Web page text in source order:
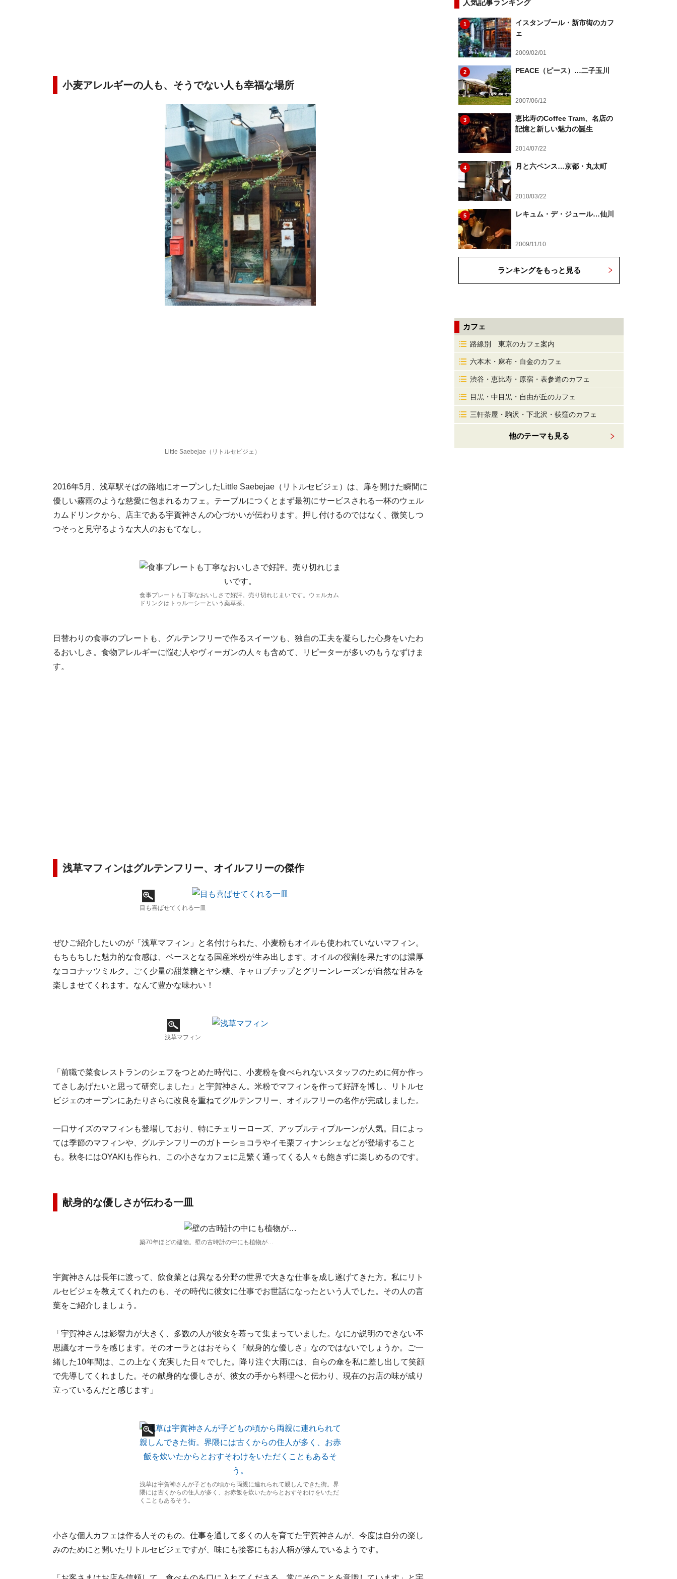
小麦アレルギーの人も、そうでない人も幸福な場所
Little Saebejae（リトルセビジェ）
2016年5月、浅草駅そばの路地にオープンしたLittle Saebejae（リトルセビジェ）は、扉を開けた瞬間に
優しい霧雨のような慈愛に包まれるカフェ。テーブルにつくとまず最初にサービスされる一杯のウェル
カムドリンクから、店主である宇賀神さんの心づかいが伝わります。押し付けるのではなく、微笑しつ
つそっと見守るような大人のおもてなし。
食事プレートも丁寧なおいしさで好評。売り切れじまいです。ウェルカム
ドリンクはトゥルーシーという薬草茶。
日替わりの食事のプレートも、グルテンフリーで作るスイーツも、独自の工夫を凝らした心身をいたわ
るおいしさ。食物アレルギーに悩む人やヴィーガンの人々も含めて、リピーターが多いのもうなずけま
す。
浅草マフィンはグルテンフリー、オイルフリーの傑作
目も喜ばせてくれる一皿
ぜひご紹介したいのが「浅草マフィン」と名付けられた、小麦粉もオイルも使われていないマフィン。
もちもちした魅力的な食感は、ベースとなる国産米粉が生み出します。オイルの役割を果たすのは濃厚
なココナッツミルク。ごく少量の甜菜糖とヤシ糖、キャロブチップとグリーンレーズンが自然な甘みを
楽しませてくれます。なんて豊かな味わい！
浅草マフィン
「前職で菜食レストランのシェフをつとめた時代に、小麦粉を食べられないスタッフのために何か作っ
てさしあげたいと思って研究しました」と宇賀神さん。米粉でマフィンを作って好評を博し、リトルセ
ビジェのオープンにあたりさらに改良を重ねてグルテンフリー、オイルフリーの名作が完成しました。
一口サイズのマフィンも登場しており、特にチェリーローズ、アップルティプルーンが人気。日によっ
ては季節のマフィンや、グルテンフリーのガトーショコラやイモ栗フィナンシェなどが登場すること
も。秋冬にはOYAKIも作られ、この小さなカフェに足繁く通ってくる人々も飽きずに楽しめるのです。
献身的な優しさが伝わる一皿
築70年ほどの建物。壁の古時計の中にも植物が…
宇賀神さんは長年に渡って、飲食業とは異なる分野の世界で大きな仕事を成し遂げてきた方。私にリト
ルセビジェを教えてくれたのも、その時代に彼女に仕事でお世話になったという人でした。その人の言
葉をご紹介しましょう。
「宇賀神さんは影響力が大きく、多数の人が彼女を慕って集まっていました。なにか説明のできない不
思議なオーラを感じます。そのオーラとはおそらく『献身的な優しさ』なのではないでしょうか。ご一
緒した10年間は、この上なく充実した日々でした。降り注ぐ大雨には、自らの傘を私に差し出して笑顔
で先導してくれました。その献身的な優しさが、彼女の手から料理へと伝わり、現在のお店の味が成り
立っているんだと感じます」
浅草は宇賀神さんが子どもの頃から両親に連れられて親しんできた街。界
隈には古くからの住人が多く、お赤飯を炊いたからとおすそわけをいただ
くこともあるそう。
小さな個人カフェは作る人そのもの。仕事を通して多くの人を育てた宇賀神さんが、今度は自分の楽し
みのためにと開いたリトルセビジェですが、味にも接客にもお人柄が滲んでいるようです。
人気記事ランキング
1
イスタンブール・新市街のカフ
ェ
2009/02/01
2 PEACE（ピース）…二子玉川
2007/06/12
3
恵比寿のCoffee Tram、名店の
記憶と新しい魅力の誕生
2014/07/22
4 月と六ペンス…京都・丸太町
2010/03/22
5 レキュム・デ・ジュール…仙川
2009/11/10
ランキングをもっと見る
カフェ
路線別 東京のカフェ案内
六本木・麻布・白金のカフェ
渋谷・恵比寿・原宿・表参道のカフェ
目黒・中目黒・自由が丘のカフェ
三軒茶屋・駒沢・下北沢・荻窪のカフェ
他のテーマも見る